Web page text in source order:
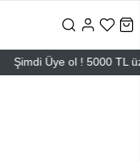
Üye ol ! 5000 TL üzeri